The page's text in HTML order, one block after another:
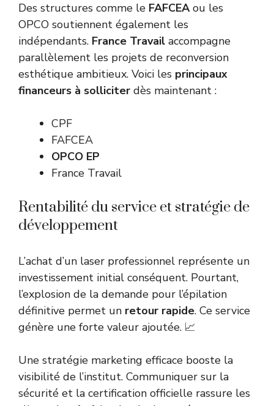
Des structures comme le FAFCEAou les
OPCO soutiennent également les
indépendants. France Travail accompagne
parallèlement les projets de reconversion
esthétique ambitieux. Voici les principaux
financeurs à solliciter dès maintenant :
CPF
FAFCEA
OPCO EP
France Travail
Rentabilité du service et stratégie de
développement
L’achat d’un laser professionnel représente un
investissement initial conséquent. Pourtant,
l’explosion de la demande pour l’épilation
définitive permet un retour rapide. Ce service
génère une forte valeur ajoutée. 📈
Une stratégie marketing efficace booste la
visibilité de l’institut. Communiquer sur la
sécurité et la certification officielle rassure les